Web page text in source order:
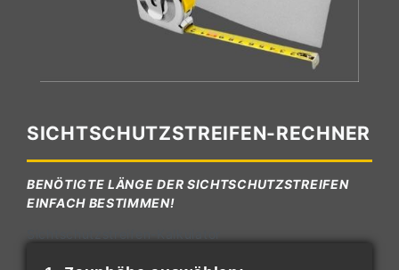
SICHTSCHUTZSTREIFEN-RECHNER
BENÖTIGTE LÄNGE DER SICHTSCHUTZSTREIFEN
EINFACH BESTIMMEN!